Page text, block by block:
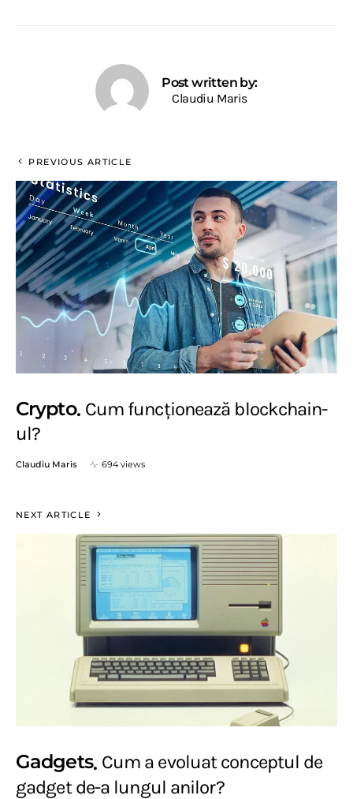
Post written by:
Claudiu Maris
PREVIOUS ARTICLE
Crypto Cum funcționează blockchain-
ul?
Claudiu Maris 694 views
NEXT ARTICLE
Gadgets Cum a evoluat conceptul de
gadget de-a lungul anilor?